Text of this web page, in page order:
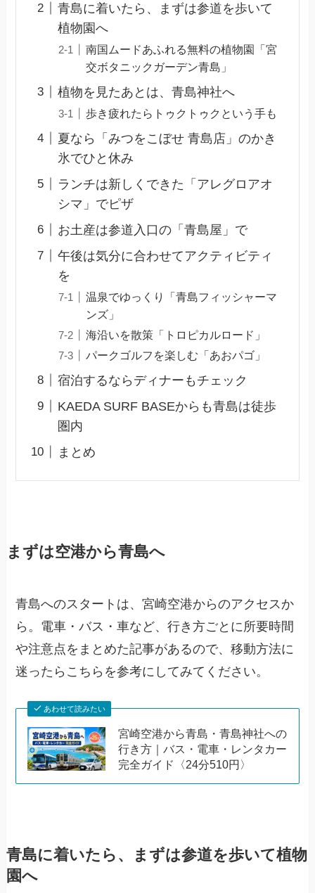
青島に着いたら、まずは参道を歩いて
植物園へ
南国ムードあふれる無料の植物園「宮
交ボタニックガーデン青島」
植物を見たあとは、青島神社へ
歩き疲れたらトゥクトゥクという手も
夏なら「みつをこぼせ 青島店」のかき
氷でひと休み
ランチは新しくできた「アレグロアオ
シマ」でピザ
お土産は参道入口の「青島屋」で
午後は気分に合わせてアクティビティ
を
温泉でゆっくり「青島フィッシャーマ
ンズ」
海沿いを散策「トロピカルロード」
パークゴルフを楽しむ「あおパゴ」
宿泊するならディナーもチェック
KAEDA SURF BASEからも青島は徒歩
圏内
まとめ
まずは空港から青島へ
青島へのスタートは、宮崎空港からのアクセスか
ら。電車・バス・車など、行き方ごとに所要時間
や注意点をまとめた記事があるので、移動方法に
迷ったらこちらを参考にしてみてください。
あわせて読みたい
宮崎空港から青島・青島神社への
行き方｜バス・電車・レンタカー
完全ガイド〈24分510円〉
青島に着いたら、まずは参道を歩いて植物
園へ